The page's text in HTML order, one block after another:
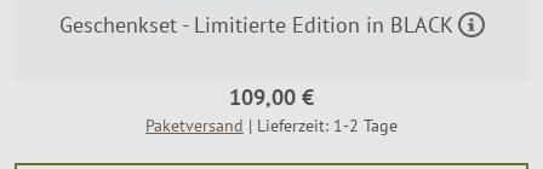
Geschenkset - Limitierte Edition in BLACK
109,00 €
Paketversand | Lieferzeit: 1-2 Tage